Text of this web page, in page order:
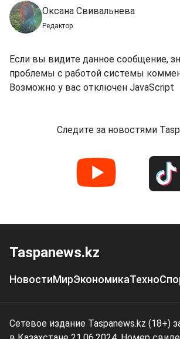
Оксана Свивальнева
Редактор
Если вы видите данное сообщение,
проблемы с работой системы
Возможно у вас отключен JavaScript
Следите за новостями
Taspanews.kz
НовостиМирЭкономикаТехно
Сетевое издание Taspanews.kz (18+)